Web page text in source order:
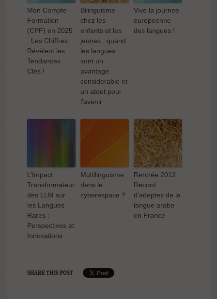
Mon Compte
Formation
(CPF) en 2025
: Les Chiffres
Révèlent les
Tendances
Clés !
Bilinguisme
chez les
enfants et les
jeunes : quand
les langues
sont un
avantage
considerable et
un atout pour
l’avenir
Vive la journee
europeenne
des langues !
L’Impact
Transformateur
des LLM sur
les Langues
Rares :
Perspectives et
Innovations
Multilinguisme
dans le
cyberespace ?
Rentrée 2012 :
Record
d’adeptes de la
langue arabe
en France
SHARE THIS POST